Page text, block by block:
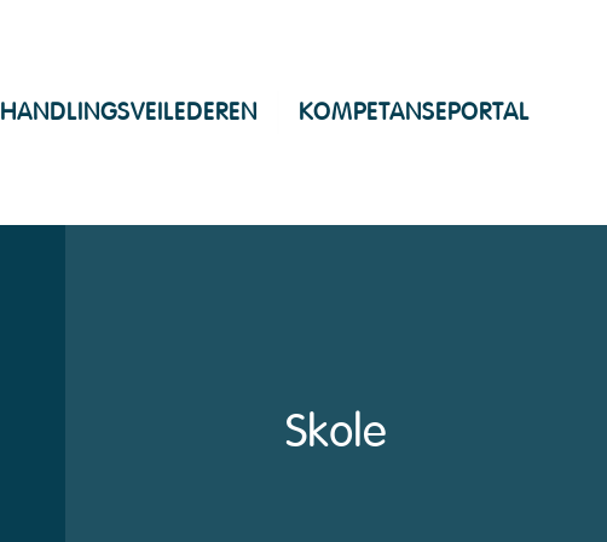
HANDLINGSVEILEDEREN KOMPETANSEPORTAL
Skole